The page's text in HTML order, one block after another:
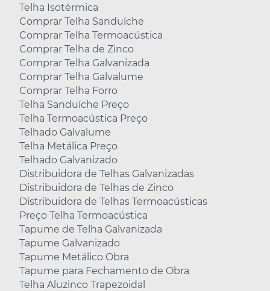
Telha Isotérmica
Comprar Telha Sanduíche
Comprar Telha Termoacústica
Comprar Telha de Zinco
Comprar Telha Galvanizada
Comprar Telha Galvalume
Comprar Telha Forro
Telha Sanduíche Preço
Telha Termoacústica Preço
Telhado Galvalume
Telha Metálica Preço
Telhado Galvanizado
Distribuidora de Telhas Galvanizadas
Distribuidora de Telhas de Zinco
Distribuidora de Telhas Termoacústicas
Preço Telha Termoacústica
Tapume de Telha Galvanizada
Tapume Galvanizado
Tapume Metálico Obra
Tapume para Fechamento de Obra
Telha Aluzinco Trapezoidal